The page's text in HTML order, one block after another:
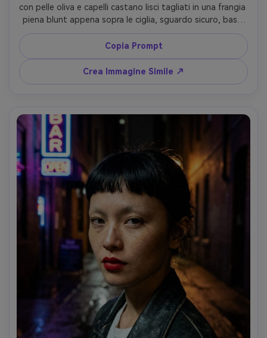
con pelle oliva e capelli castano lisci tagliati in una frangia
piena blunt appena sopra le ciglia, sguardo sicuro, base
mat, sopracciglia definite, indossa abito nero strutturato
e collana d’argento, sfondo grigio omogeneo, flash
studio con softbox e luce di contorno, Nikon Z9, 85mm
f/1.8, composizione centrale, bordo frangia nitido con
variazioni realistiche delle ciocche, dettaglio preciso,
Copia Prompt
Crea Immagine Simile ↗